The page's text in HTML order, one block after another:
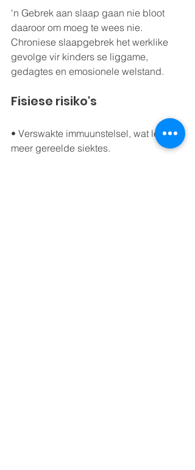
'n Gebrek aan slaap gaan nie bloot
daaroor om moeg te wees nie.
Chroniese slaapgebrek het werklike
gevolge vir kinders se liggame,
gedagtes en emosionele welstand.
Fisiese risiko's
• Verswakte immuunstelsel, wat lei tot
meer gereelde siektes.